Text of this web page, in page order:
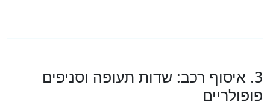
איסוף רכב: שדות תעופה וסניפים